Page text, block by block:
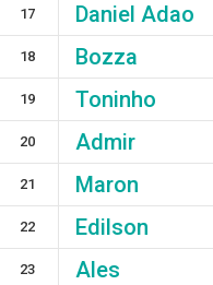
17 Daniel Adao
18 Bozza
19 Toninho
20 Admir
21 Maron
22 Edilson
23 Ales